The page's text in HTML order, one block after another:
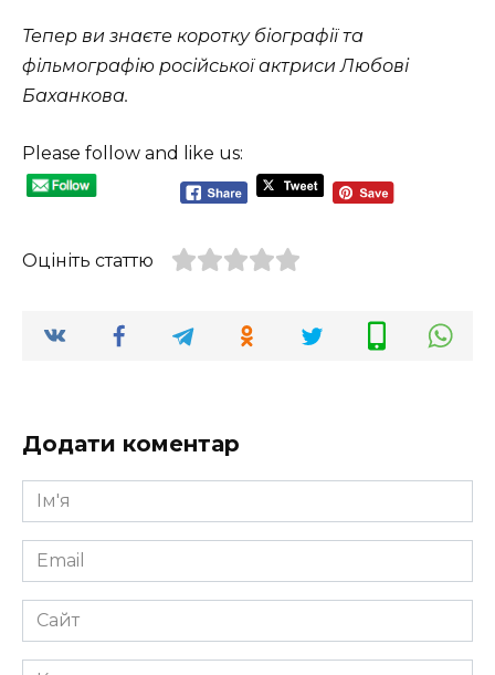
Тепер ви знаєте коротку біографії та
фільмографію російської актриси Любові
Баханкова.
Please follow and like us:
Оцініть статтю
Додати коментар
Ім'я
*
Email
*
Сайт